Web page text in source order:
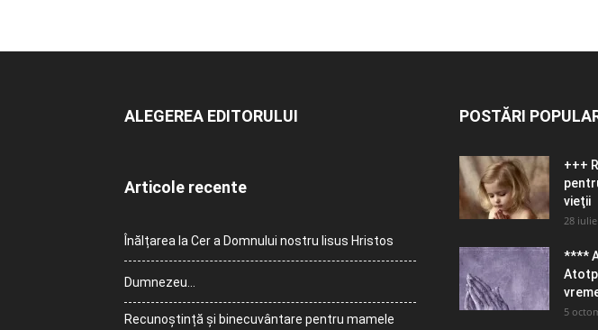
ALEGEREA EDITORULUI
Articole recente
Înălțarea la Cer a Domnului nostru Iisus Hristos
Dumnezeu…
Recunoștință și binecuvântare pentru mamele
POSTĂRI
+++
vieţii
28
****
5